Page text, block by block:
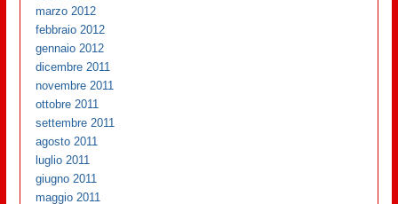
marzo 2012
febbraio 2012
gennaio 2012
dicembre 2011
novembre 2011
ottobre 2011
settembre 2011
agosto 2011
luglio 2011
giugno 2011
maggio 2011